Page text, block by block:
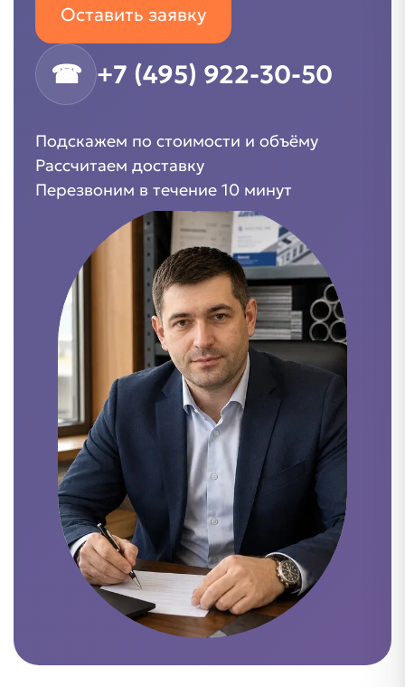
Оставить заявку
☎ +7 (495) 922-30-50
Подскажем по стоимости и объёму
Рассчитаем доставку
Перезвоним в течение 10 минут